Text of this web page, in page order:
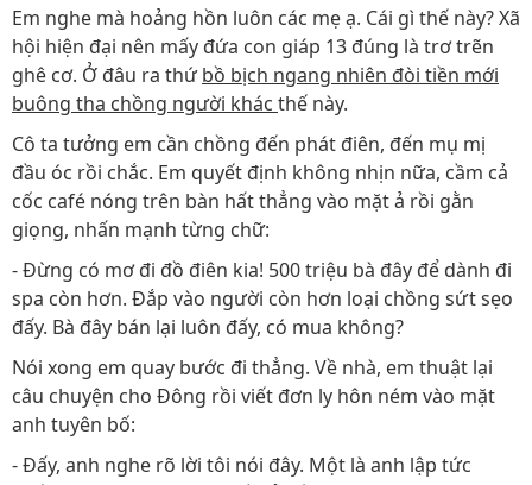
Em nghe mà hoảng hồn luôn các mẹ ạ. Cái gì thế này? Xã
hội hiện đại nên mấy đứa con giáp 13 đúng là trơ trẽn
ghê cơ. Ở đâu ra thứbồ bịch ngang nhiên đòi tiền mới
buông tha chồng người khác thế này.
Cô ta tưởng em cần chồng đến phát điên, đến mụ mị
đầu óc rồi chắc. Em quyết định không nhịn nữa, cầm cả
cốc café nóng trên bàn hất thẳng vào mặt ả rồi gằn
giọng, nhấn mạnh từng chữ:
- Đừng có mơ đi đồ điên kia! 500 triệu bà đây để dành đi
spa còn hơn. Đắp vào người còn hơn loại chồng sứt sẹo
đấy. Bà đây bán lại luôn đấy, có mua không?
Nói xong em quay bước đi thẳng. Về nhà, em thuật lại
câu chuyện cho Đông rồi viết đơn ly hôn ném vào mặt
anh tuyên bố:
- Đấy, anh nghe rõ lời tôi nói đây. Một là anh lập tức